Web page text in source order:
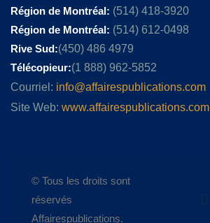
Région de Montréal: (514) 418-3920
Région de Montréal: (514) 612-0498
Rive Sud:(450) 486 4979
Télécopieur:(1 888) 962-5852
Courriel: info@affairespublications.com
Site Web: www.affairespublications.com
© Tous les droits sont
réservés
Affairespublications.